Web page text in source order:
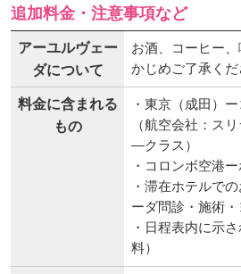
追加料金・注意事項など
アーユルヴェー
ダについて
お酒、コーヒー
かじめご了承くだ
料金に含まれる
もの
・東京（成田）
（航空会社：ス
―クラス）
・コロンボ空港
・滞在ホテルで
ーダ問診・施術
・日程表内に示
料）